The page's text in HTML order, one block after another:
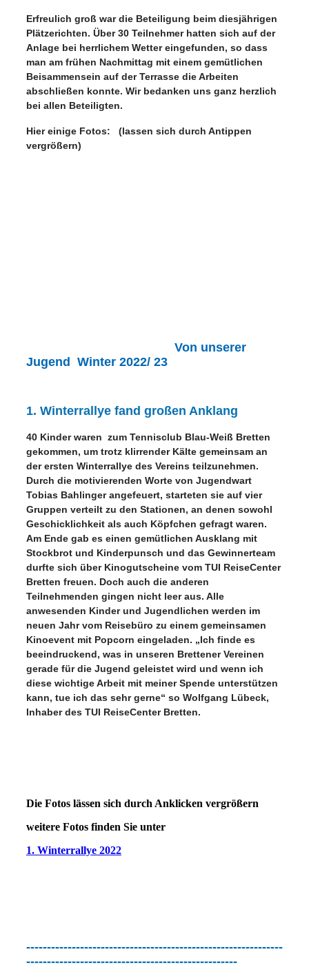
Erfreulich groß war die Beteiligung beim diesjährigen
Plätzerichten. Über 30 Teilnehmer hatten sich auf der
Anlage bei herrlichem Wetter eingefunden, so dass
man am frühen Nachmittag mit einem gemütlichen
Beisammensein auf der Terrasse die Arbeiten
abschließen konnte. Wir bedanken uns ganz herzlich
bei allen Beteiligten.
Hier einige Fotos: (lassen sich durch Antippen
vergrößern)
Von unserer
Jugend Winter 2022/ 23
1. Winterrallye fand großen Anklang
40 Kinder waren zum Tennisclub Blau-Weiß Bretten
gekommen, um trotz klirrender Kälte gemeinsam an
der ersten Winterrallye des Vereins teilzunehmen.
Durch die motivierenden Worte von Jugendwart
Tobias Bahlinger angefeuert, starteten sie auf vier
Gruppen verteilt zu den Stationen, an denen sowohl
Geschicklichkeit als auch Köpfchen gefragt waren.
Am Ende gab es einen gemütlichen Ausklang mit
Stockbrot und Kinderpunsch und das Gewinnerteam
durfte sich über Kinogutscheine vom TUI ReiseCenter
Bretten freuen. Doch auch die anderen
Teilnehmenden gingen nicht leer aus. Alle
anwesenden Kinder und Jugendlichen werden im
neuen Jahr vom Reisebüro zu einem gemeinsamen
Kinoevent mit Popcorn eingeladen. „Ich finde es
beeindruckend, was in unseren Brettener Vereinen
gerade für die Jugend geleistet wird und wenn ich
diese wichtige Arbeit mit meiner Spende unterstützen
kann, tue ich das sehr gerne“ so Wolfgang Lübeck,
Inhaber des TUI ReiseCenter Bretten.
Die Fotos lässen sich durch Anklicken vergrößern
weitere Fotos finden Sie unter
1. Winterrallye 2022
--------------------------------------------------------------
---------------------------------------------------